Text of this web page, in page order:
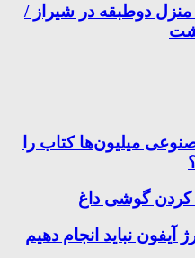
دوطبقه در شیراز /
میلیون‌ها کتاب را
کردن گوشی داغ
نباید انجام دهیم